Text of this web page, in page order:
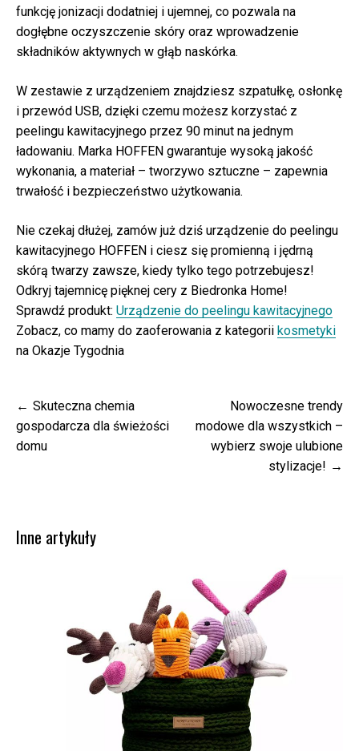
funkcję jonizacji dodatniej i ujemnej, co pozwala na
dogłębne oczyszczenie skóry oraz wprowadzenie
składników aktywnych w głąb naskórka.
W zestawie z urządzeniem znajdziesz szpatułkę, osłonkę
i przewód USB, dzięki czemu możesz korzystać z
peelingu kawitacyjnego przez 90 minut na jednym
ładowaniu. Marka HOFFEN gwarantuje wysoką jakość
wykonania, a materiał – tworzywo sztuczne – zapewnia
trwałość i bezpieczeństwo użytkowania.
Nie czekaj dłużej, zamów już dziś urządzenie do peelingu
kawitacyjnego HOFFEN i ciesz się promienną i jędrną
skórą twarzy zawsze, kiedy tylko tego potrzebujesz!
Odkryj tajemnicę pięknej cery z Biedronka Home!
Sprawdź produkt: Urządzenie do peelingu kawitacyjnego
Zobacz, co mamy do zaoferowania z kategorii kosmetyki
na Okazje Tygodnia
Nawigacja
wpisu
Skuteczna chemia
gospodarcza dla świeżości
domu
Nowoczesne trendy
modowe dla wszystkich –
wybierz swoje ulubione
stylizacje!
Inne artykuły